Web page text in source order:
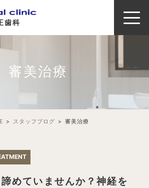
歯科
審美治療
スタッフブログ 審美治療
めていませんか？神経を